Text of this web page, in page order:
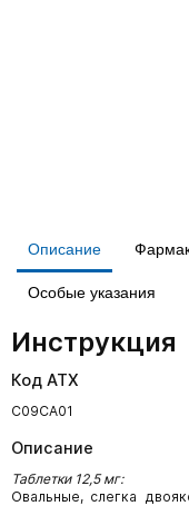
Описание
Особые указания
Инструкция
Код АТХ
C09CA01
Описание
Таблетки 12,5 мг:
Овальные, слегка